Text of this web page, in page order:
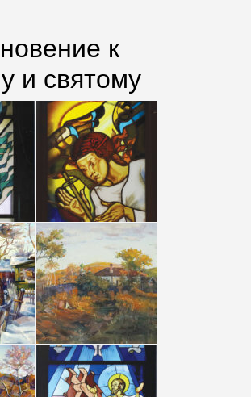
к
и святому